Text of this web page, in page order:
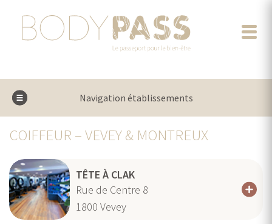
Navigation établissements
COIFFEUR – VEVEY & MONTREUX
TÊTE À CLAK
Rue de Centre 8
1800 Vevey